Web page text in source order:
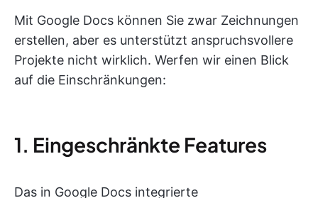
Mit Google Docs können Sie zwar Zeichnungen
erstellen, aber es unterstützt anspruchsvollere
Projekte nicht wirklich. Werfen wir einen Blick
auf die Einschränkungen:
1. Eingeschränkte Features
Das in Google Docs integrierte